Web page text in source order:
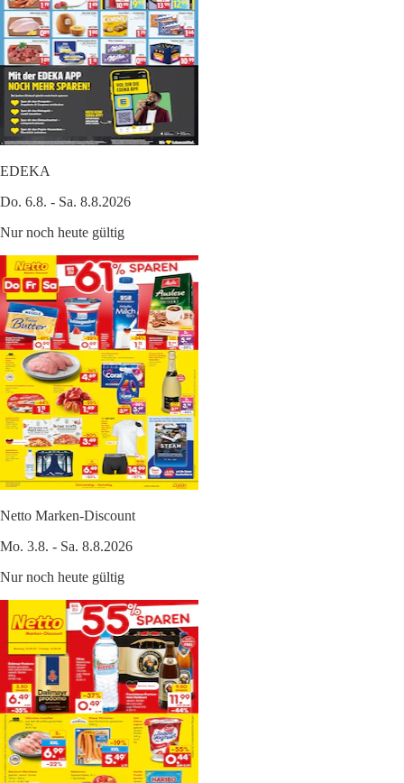
EDEKA
Do. 6.8. - Sa. 8.8.2026
Nur noch heute gültig
Netto Marken-Discount
Mo. 3.8. - Sa. 8.8.2026
Nur noch heute gültig